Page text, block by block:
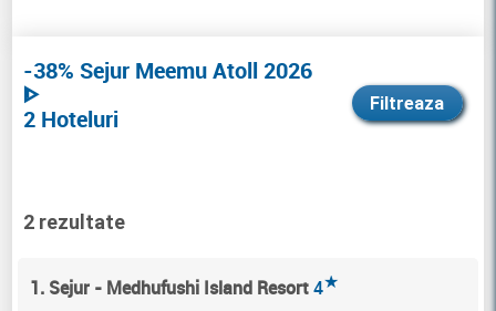
2 rezultate
1. Sejur - Medhufushi Island Resort 4★
-38% Sejur Meemu Atoll 2026
ᐈ
2 Hoteluri
Filtreaza